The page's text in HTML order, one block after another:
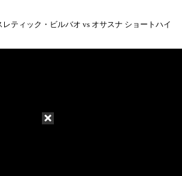
ティック・ビルバオ vs オサスナ ショートハイ